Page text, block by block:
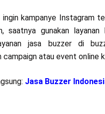
ingin kampanye Instagram
saatnya gunakan layanan
jasa buzzer di
campaign atau event online
Jasa Buzzer